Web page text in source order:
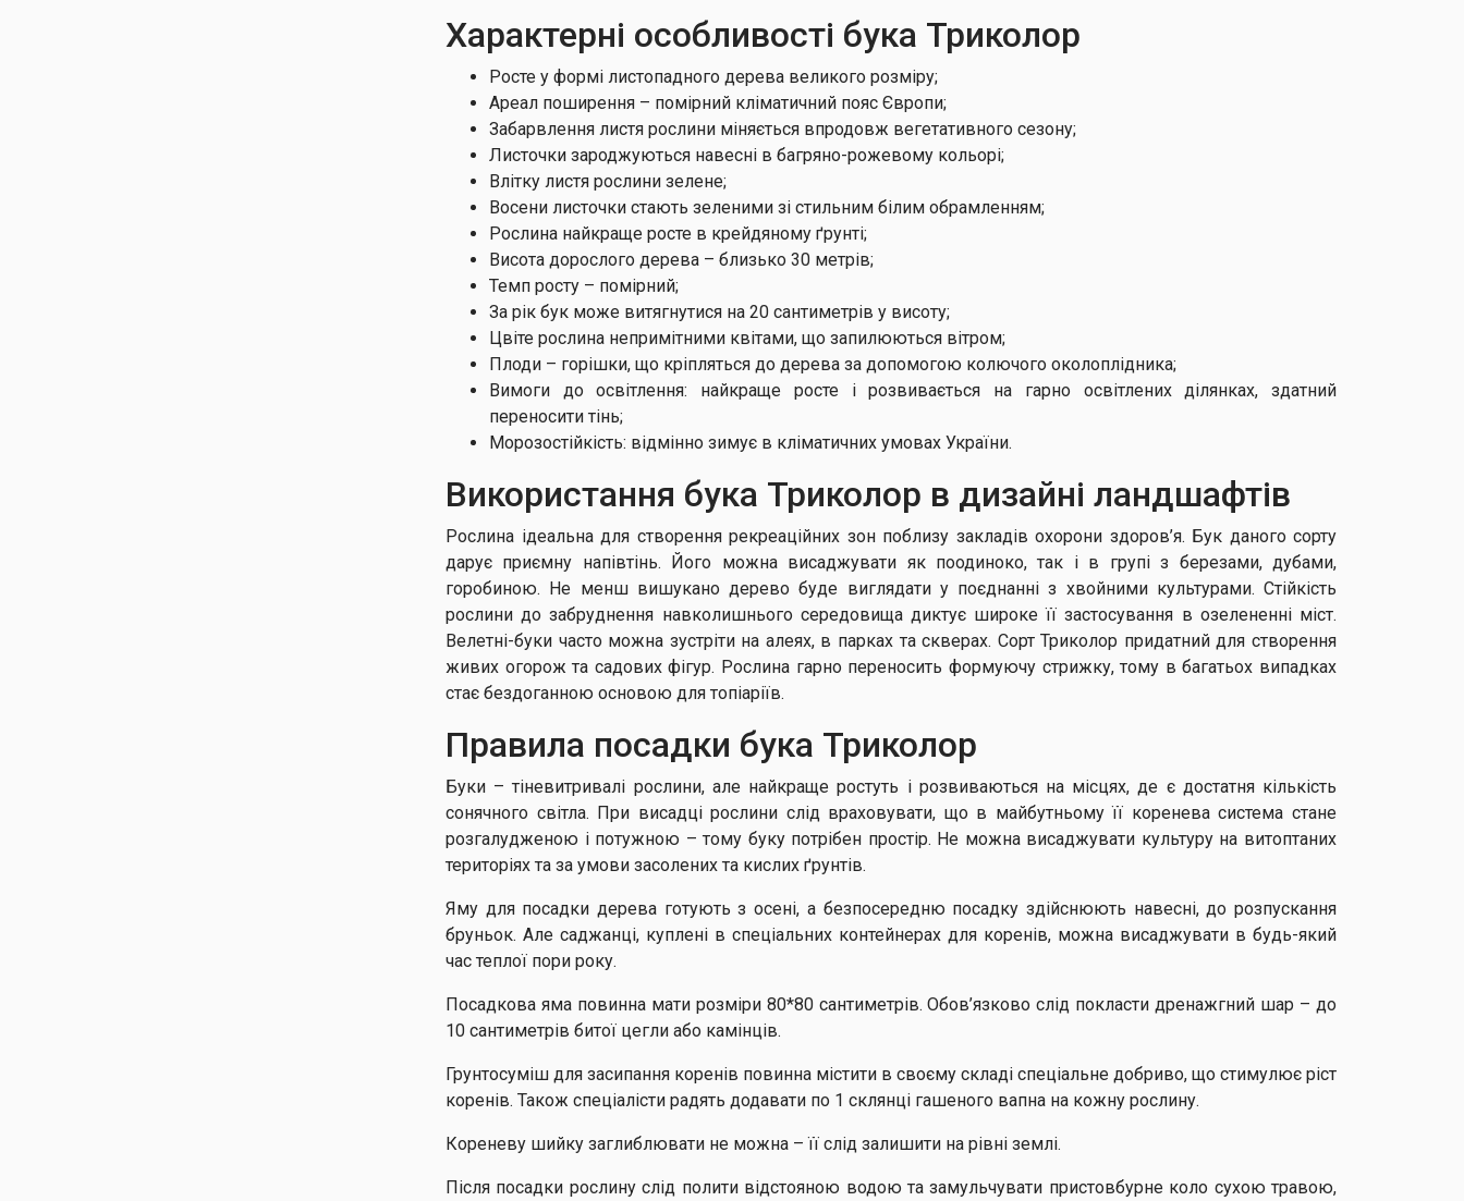
Характерні особливості бука Триколор
Росте у формі листопадного дерева великого розміру;
Ареал поширення – помірний кліматичний пояс Європи;
Забарвлення листя рослини міняється впродовж вегетативного сезону;
Листочки зароджуються навесні в багряно-рожевому кольорі;
Влітку листя рослини зелене;
Восени листочки стають зеленими зі стильним білим обрамленням;
Рослина найкраще росте в крейдяному ґрунті;
Висота дорослого дерева – близько 30 метрів;
Темп росту – помірний;
За рік бук може витягнутися на 20 сантиметрів у висоту;
Цвіте рослина непримітними квітами, що запилюються вітром;
Плоди – горішки, що кріпляться до дерева за допомогою колючого околоплідника;
Вимоги до освітлення: найкраще росте і розвивається на гарно освітлених ділянках, здатний
переносити тінь;
Морозостійкість: відмінно зимує в кліматичних умовах України.
Використання бука Триколор в дизайні ландшафтів
Рослина ідеальна для створення рекреаційних зон поблизу закладів охорони здоров’я. Бук даного сорту
дарує приємну напівтінь. Його можна висаджувати як поодиноко, так і в групі з березами, дубами,
горобиною. Не менш вишукано дерево буде виглядати у поєднанні з хвойними культурами. Стійкість
рослини до забруднення навколишнього середовища диктує широке її застосування в озелененні міст.
Велетні-буки часто можна зустріти на алеях, в парках та скверах. Сорт Триколор придатний для створення
живих огорож та садових фігур. Рослина гарно переносить формуючу стрижку, тому в багатьох випадках
стає бездоганною основою для топіаріїв.
Правила посадки бука Триколор
Буки – тіневитривалі рослини, але найкраще ростуть і розвиваються на місцях, де є достатня кількість
сонячного світла. При висадці рослини слід враховувати, що в майбутньому її коренева система стане
розгалудженою і потужною – тому буку потрібен простір. Не можна висаджувати культуру на витоптаних
територіях та за умови засолених та кислих ґрунтів.
Яму для посадки дерева готують з осені, а безпосередню посадку здійснюють навесні, до розпускання
бруньок. Але саджанці, куплені в спеціальних контейнерах для коренів, можна висаджувати в будь-який
час теплої пори року.
Посадкова яма повинна мати розміри 80*80 сантиметрів. Обов’язково слід покласти дренажгний шар – до
10 сантиметрів битої цегли або камінців.
Грунтосуміш для засипання коренів повинна містити в своєму складі спеціальне добриво, що стимулює ріст
коренів. Також спеціалісти радять додавати по 1 склянці гашеного вапна на кожну рослину.
Кореневу шийку заглиблювати не можна – її слід залишити на рівні землі.
Після посадки рослину слід полити відстояною водою та замульчувати пристовбурне коло сухою травою,